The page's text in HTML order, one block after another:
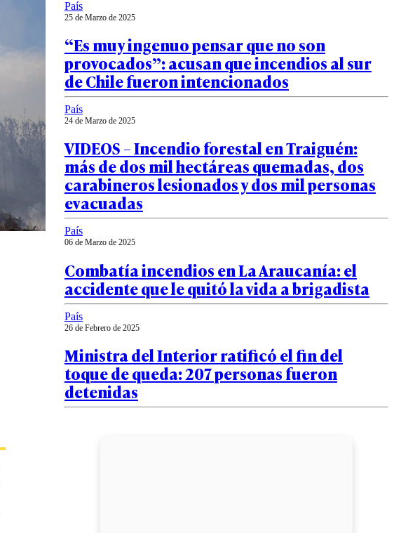
País
25 de Marzo de 2025
“Es muy ingenuo pensar que no son
provocados”: acusan que incendios al sur
de Chile fueron intencionados
País
24 de Marzo de 2025
VIDEOS – Incendio forestal en Traiguén:
más de dos mil hectáreas quemadas, dos
carabineros lesionados y dos mil personas
evacuadas
País
06 de Marzo de 2025
Combatía incendios en La Araucanía: el
accidente que le quitó la vida a brigadista
País
26 de Febrero de 2025
Ministra del Interior ratificó el fin del
toque de queda: 207 personas fueron
detenidas